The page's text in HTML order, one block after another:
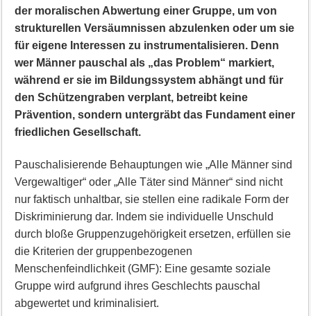
der moralischen Abwertung einer Gruppe, um von
strukturellen Versäumnissen abzulenken oder um sie
für eigene Interessen zu instrumentalisieren. Denn
wer Männer pauschal als „das Problem“ markiert,
während er sie im Bildungssystem abhängt und für
den Schützengraben verplant, betreibt keine
Prävention, sondern untergräbt das Fundament einer
friedlichen Gesellschaft.
Pauschalisierende Behauptungen wie „Alle Männer sind
Vergewaltiger“ oder „Alle Täter sind Männer“ sind nicht
nur faktisch unhaltbar, sie stellen eine radikale Form der
Diskriminierung dar. Indem sie individuelle Unschuld
durch bloße Gruppenzugehörigkeit ersetzen, erfüllen sie
die Kriterien der gruppenbezogenen
Menschenfeindlichkeit (GMF): Eine gesamte soziale
Gruppe wird aufgrund ihres Geschlechts pauschal
abgewertet und kriminalisiert.